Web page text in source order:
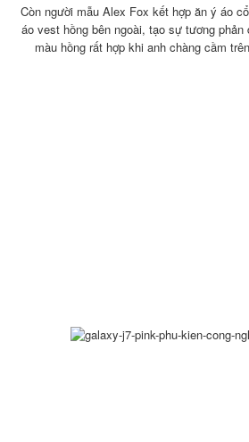
Còn người mẫu Alex Fox kết hợp ăn ý áo
áo vest hồng bên ngoài, tạo sự tương phản
màu hồng rất hợp khi anh chàng cầm